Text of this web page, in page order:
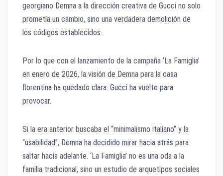
georgiano Demna a la dirección creativa de Gucci no solo
prometía un cambio, sino una verdadera demolición de
los códigos establecidos.
Por lo que con el lanzamiento de la campaña ‘La Famiglia’
en enero de 2026, la visión de Demna para la casa
florentina ha quedado clara: Gucci ha vuelto para
provocar.
​Si la era anterior buscaba el “minimalismo italiano” y la
“usabilidad”, Demna ha decidido mirar hacia atrás para
saltar hacia adelante. ‘La Famiglia’ no es una oda a la
familia tradicional, sino un estudio de arquetipos sociales